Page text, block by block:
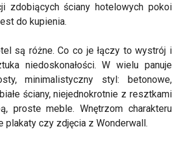
zdobiących ściany hotelowych pokoi
do kupienia.
są różne. Co co je łączy to wystrój i
niedoskonałości. W wielu panuje
minimalistyczny styl: betonowe,
ściany, niejednokrotnie z resztkami
proste meble. Wnętrzom charakteru
plakaty czy zdjęcia z Wonderwall.